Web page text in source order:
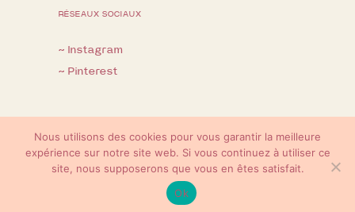
RÉSEAUX SOCIAUX
~ Instagram
~ Pinterest
©FS Crealicious - Tous droits réservés -
Mentions légales
Nous utilisons des cookies pour vous garantir la meilleure
expérience sur notre site web. Si vous continuez à utiliser ce
site, nous supposerons que vous en êtes satisfait.
Ok